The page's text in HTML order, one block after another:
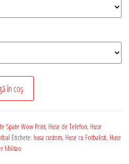
în coș
Spate Wow Print, Huse de Telefon, Huse
Etichete: husa custom, Huse cu Fotbalisti, Huse
Militao